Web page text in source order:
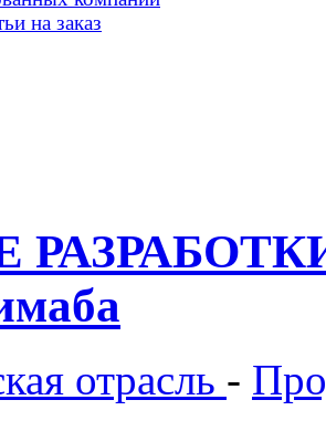
на заказ
отрасль -